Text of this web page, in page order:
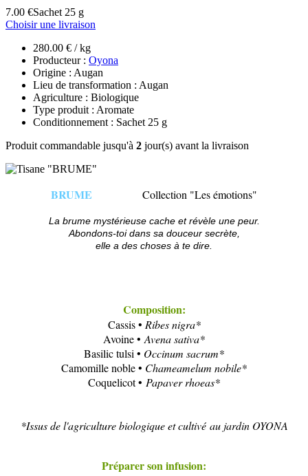
7.00 €Sachet 25 g
Choisir une livraison
280.00 € / kg
Producteur : Oyona
Origine : Augan
Lieu de transformation : Augan
Agriculture : Biologique
Type produit : Aromate
Conditionnement : Sachet 25 g
Produit commandable jusqu'à 2 jour(s) avant la livraison
BRUME Collection "Les émotions"
La brume mystérieuse cache et révèle une peur.
Abondons-toi dans sa douceur secrète,
elle a des choses à te dire.
Composition:
Cassis • Ribes nigra*
Avoine • Avena sativa*
Basilic tulsi • Occinum sacrum*
Camomille noble • Chameamelum nobile*
Coquelicot • Papaver rhoeas*
*Issus de l'agriculture biologique et cultivé au jardin OYONA
Préparer son infusion: